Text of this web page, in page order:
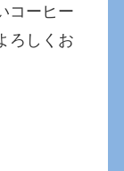
コーヒー
ろしくお